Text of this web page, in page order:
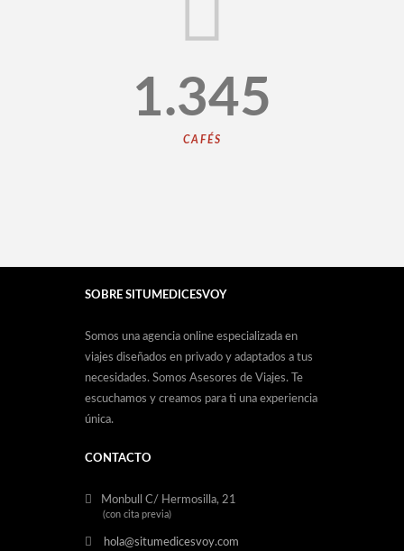
1.345
CAFÉS
SOBRE SITUMEDICESVOY
Somos una agencia online especializada en
viajes diseñados en privado y adaptados a tus
necesidades. Somos Asesores de Viajes. Te
escuchamos y creamos para ti una experiencia
única.
CONTACTO
Monbull C/ Hermosilla, 21
(con cita previa)
hola@situmedicesvoy.com